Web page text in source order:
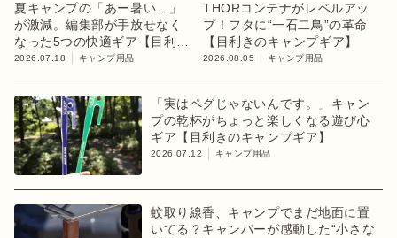
夏キャンプの「あー暑い…」
が激減。編集部が手放せなく
なった5つの快適ギア【目利き
のキャンプギア】
2026.07.18 キャンプ用品
THORコンテナがレベルアッ
プ！フタに“一石二鳥”の革命
【目利きのキャンプギア】
2026.08.05 キャンプ用品
「実はペグじゃないんです。」キャン
プの乾杯がちょっと楽しくなる遊び心
ギア【目利きのキャンプギア】
2026.07.12 キャンプ用品
蚊取り線香、キャンプでまだ地面に置
いてる？キャンパーが感動した“小さな